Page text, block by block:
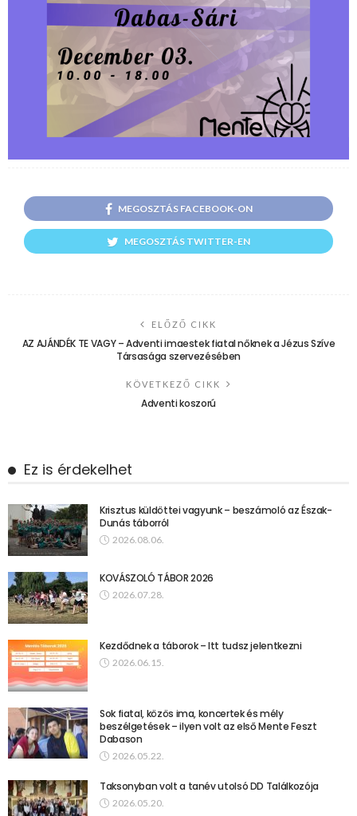
MEGOSZTÁS FACEBOOK-ON
MEGOSZTÁS TWITTER-EN
ELŐZŐ CIKK
AZ AJÁNDÉK TE VAGY – Adventi imaestek fiatal nőknek a Jézus Szíve
Társasága szervezésében
KÖVETKEZŐ CIKK
Adventi koszorú
Ez is érdekelhet
Krisztus küldöttei vagyunk – beszámoló az Észak-
Dunás táborról
2026.08.06.
KOVÁSZOLÓ TÁBOR 2026
2026.07.28.
Kezdődnek a táborok – Itt tudsz jelentkezni
2026.06.15.
Sok fiatal, közös ima, koncertek és mély
beszélgetések – ilyen volt az első Mente Feszt
Dabason
2026.05.22.
Taksonyban volt a tanév utolsó DD Találkozója
2026.05.20.